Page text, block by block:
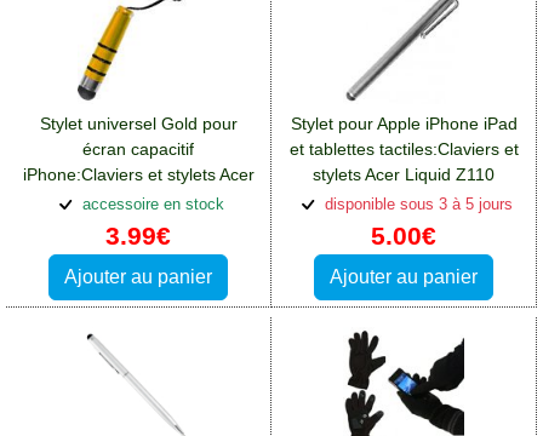
Stylet universel Gold pour
écran capacitif
iPhone:Claviers et stylets Acer
Liquid Z110
accessoire en stock
3.99€
Ajouter au panier
Stylet pour Apple iPhone iPad
et tablettes tactiles:Claviers et
stylets Acer Liquid Z110
disponible sous 3 à 5 jours
5.00€
Ajouter au panier